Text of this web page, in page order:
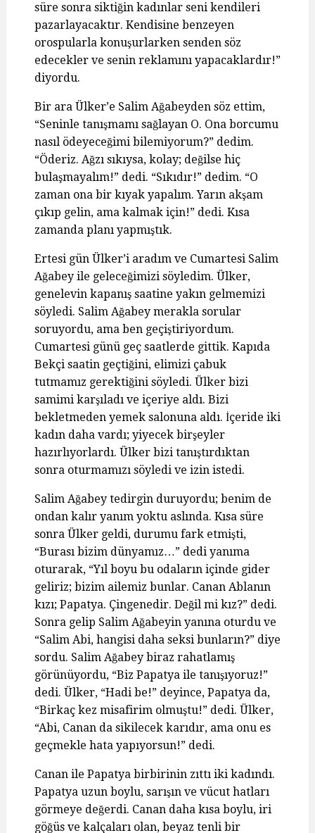
süre sonra siktiğin kadınlar seni kendileri
pazarlayacaktır. Kendisine benzeyen
orospularla konuşurlarken senden söz
edecekler ve senin reklamını yapacaklardır!”
diyordu.
Bir ara Ülker’e Salim Ağabeyden söz ettim,
“Seninle tanışmamı sağlayan O. Ona borcumu
nasıl ödeyeceğimi bilemiyorum?” dedim.
“Öderiz. Ağzı sıkıysa, kolay; değilse hiç
bulaşmayalım!” dedi. “Sıkıdır!” dedim. “O
zaman ona bir kıyak yapalım. Yarın akşam
çıkıp gelin, ama kalmak için!” dedi. Kısa
zamanda planı yapmıştık.
Ertesi gün Ülker’i aradım ve Cumartesi Salim
Ağabey ile geleceğimizi söyledim. Ülker,
genelevin kapanış saatine yakın gelmemizi
söyledi. Salim Ağabey merakla sorular
soruyordu, ama ben geçiştiriyordum.
Cumartesi günü geç saatlerde gittik. Kapıda
Bekçi saatin geçtiğini, elimizi çabuk
tutmamız gerektiğini söyledi. Ülker bizi
samimi karşıladı ve içeriye aldı. Bizi
bekletmeden yemek salonuna aldı. İçeride iki
kadın daha vardı; yiyecek birşeyler
hazırlıyorlardı. Ülker bizi tanıştırdıktan
sonra oturmamızı söyledi ve izin istedi.
Salim Ağabey tedirgin duruyordu; benim de
ondan kalır yanım yoktu aslında. Kısa süre
sonra Ülker geldi, durumu fark etmişti,
“Burası bizim dünyamız…” dedi yanıma
oturarak, “Yıl boyu bu odaların içinde gider
geliriz; bizim ailemiz bunlar. Canan Ablanın
kızı; Papatya. Çingenedir. Değil mi kız?” dedi.
Sonra gelip Salim Ağabeyin yanına oturdu ve
“Salim Abi, hangisi daha seksi bunların?” diye
sordu. Salim Ağabey biraz rahatlamış
görünüyordu, “Biz Papatya ile tanışıyoruz!”
dedi. Ülker, “Hadi be!” deyince, Papatya da,
“Birkaç kez misafirim olmuştu!” dedi. Ülker,
“Abi, Canan da sikilecek karıdır, ama onu es
geçmekle hata yapıyorsun!” dedi.
Canan ile Papatya birbirinin zıttı iki kadındı.
Papatya uzun boylu, sarışın ve vücut hatları
görmeye değerdi. Canan daha kısa boylu, iri
göğüs ve kalçaları olan, beyaz tenli bir